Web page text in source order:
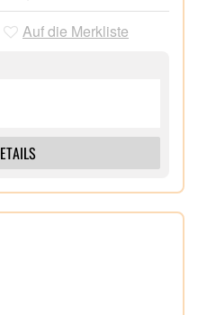
Auf die Merkliste